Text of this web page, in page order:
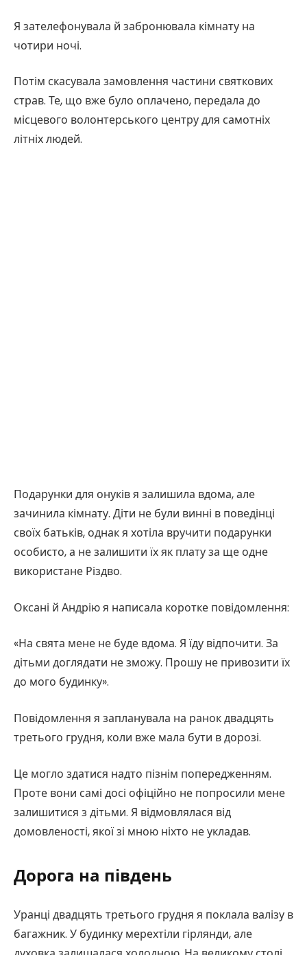
Я зателефонувала й забронювала кімнату на
чотири ночі.
Потім скасувала замовлення частини святкових
страв. Те, що вже було оплачено, передала до
місцевого волонтерського центру для самотніх
літніх людей.
Подарунки для онуків я залишила вдома, але
зачинила кімнату. Діти не були винні в поведінці
своїх батьків, однак я хотіла вручити подарунки
особисто, а не залишити їх як плату за ще одне
використане Різдво.
Оксані й Андрію я написала коротке повідомлення:
«На свята мене не буде вдома. Я їду відпочити. За
дітьми доглядати не зможу. Прошу не привозити їх
до мого будинку».
Повідомлення я запланувала на ранок двадцять
третього грудня, коли вже мала бути в дорозі.
Це могло здатися надто пізнім попередженням.
Проте вони самі досі офіційно не попросили мене
залишитися з дітьми. Я відмовлялася від
домовленості, якої зі мною ніхто не укладав.
Дорога на південь
Уранці двадцять третього грудня я поклала валізу в
багажник. У будинку мерехтіли гірлянди, але